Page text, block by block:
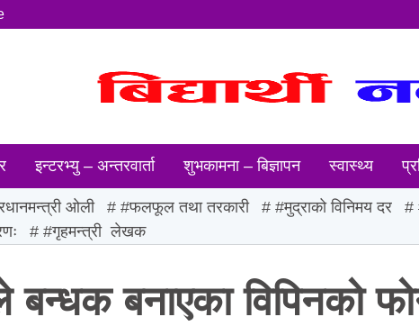
इन्टरभ्यु – अन्तरवार्ता शुभकामना – बिज्ञापन स्वास्थ्य
ओली #फलफूल तथा तरकारी #मुद्राको विनिमय दर
#गृहमन्त्री लेखक
बन्धक बनाएका विपिनको